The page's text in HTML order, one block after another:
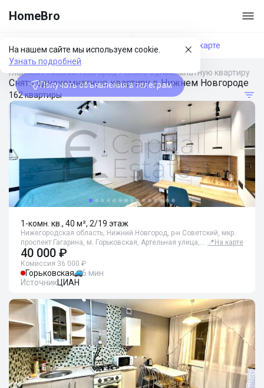
HomeBro
На нашем сайте мы используем cookie.
Узнать подробней
Получать объявления в телеграм
Фильтры На карте
Главная/Нижний Новгород/Снять однокомнатную квартиру
Снять однокомнатную квартиру в Нижнем Новгороде
162 квартиры
1-комн. кв., 40 м², 2/19 этаж
Нижегородская область, Нижний Новгород, р-н Советский, мкр.
проспект Гагарина, м. Горьковская, Артельная улица,… 📍 На карте
40 000 ₽
Комиссия 36 000 ₽
Горьковская
6 мин
ИсточникЦИАН